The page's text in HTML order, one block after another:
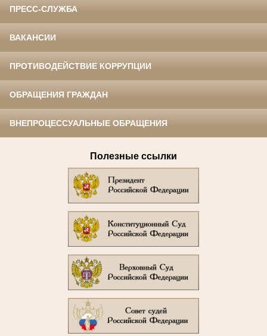
ПРЕСС-СЛУЖБА
ВАКАНСИИ
ПРОТИВОДЕЙСТВИЕ КОРРУПЦИИ
ОБРАЩЕНИЯ ГРАЖДАН
ВНЕПРОЦЕССУАЛЬНЫЕ ОБРАЩЕНИЯ
Полезные ссылки